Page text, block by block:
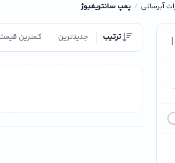
آبرسانی پمپ سانتریفیوژ
| ترتیب جدیدترین کمترین